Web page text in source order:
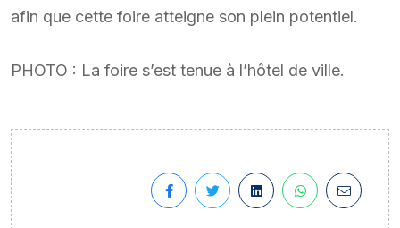
afin que cette foire atteigne son plein potentiel.
PHOTO : La foire s’est tenue à l’hôtel de ville.